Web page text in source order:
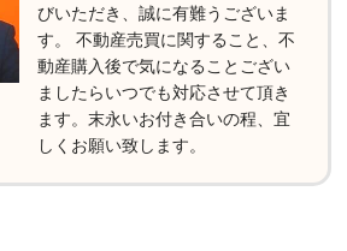
びいただき、誠に有難うございま
す。 不動産売買に関すること、不
動産購入後で気になることござい
ましたらいつでも対応させて頂き
ます。末永いお付き合いの程、宜
しくお願い致します。